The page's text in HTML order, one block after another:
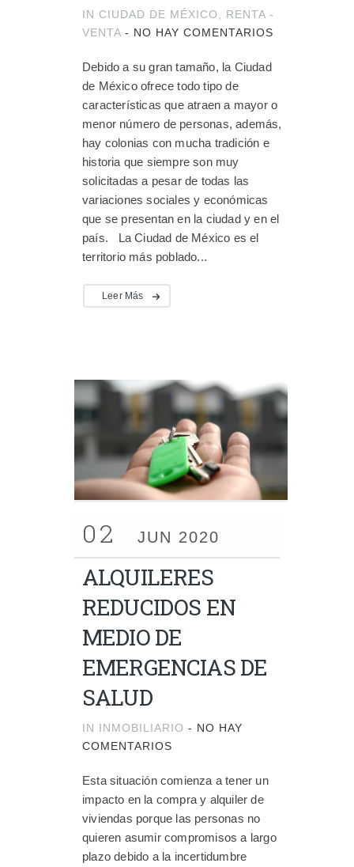
IN CIUDAD DE MÉXICO
RENTA -
VENTA - NO HAY COMENTARIOS
Debido a su gran tamaño, la Ciudad
de México ofrece todo tipo de
características que atraen a mayor o
menor número de personas, además,
hay colonias con mucha tradición e
historia que siempre son muy
solicitadas a pesar de todas las
variaciones sociales y económicas
que se presentan en la ciudad y en el
país. La Ciudad de México es el
territorio más poblado...
Leer Más
02 JUN 2020
ALQUILERES
REDUCIDOS EN
MEDIO DE
EMERGENCIAS DE
SALUD
IN INMOBILIARIO - NO HAY
COMENTARIOS
Esta situación comienza a tener un
impacto en la compra y alquiler de
viviendas porque las personas no
quieren asumir compromisos a largo
plazo debido a la incertidumbre